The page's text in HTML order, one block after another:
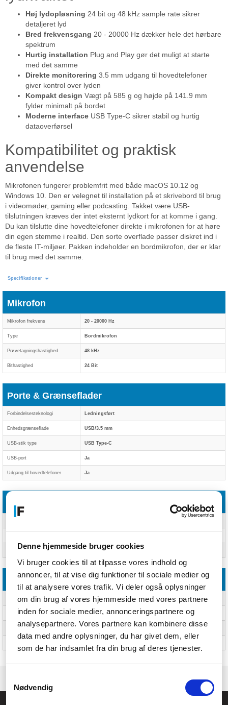
Denne hjemmeside bruger cookies
Vi bruger cookies til at tilpasse vores indhold og
annoncer, til at vise dig funktioner til sociale medier og
til at analysere vores trafik. Vi deler også oplysninger
om din brug af vores hjemmeside med vores partnere
inden for sociale medier, annonceringspartnere og
analysepartnere. Vores partnere kan kombinere disse
data med andre oplysninger, du har givet dem, eller
som de har indsamlet fra din brug af deres tjenester.
Nødvendig
Høj lydopløsning 24 bit og 48 kHz sample rate sikrer
detaljeret lyd
Bred frekvensgang 20 - 20000 Hz dækker hele det hørbare
spektrum
Hurtig installation Plug and Play gør det muligt at starte
med det samme
Direkte monitorering 3.5 mm udgang til hovedtelefoner
giver kontrol over lyden
Kompakt design Vægt på 585 g og højde på 141.9 mm
fylder minimalt på bordet
Moderne interface USB Type-C sikrer stabil og hurtig
dataoverførsel
Kompatibilitet og praktisk
anvendelse
Mikrofonen fungerer problemfrit med både macOS 10.12 og
Windows 10. Den er velegnet til installation på et skrivebord til brug
i videomøder, gaming eller podcasting. Takket være USB-
tilslutningen kræves der intet eksternt lydkort for at komme i gang.
Du kan tilslutte dine hovedtelefoner direkte i mikrofonen for at høre
din egen stemme i realtid. Den sorte overflade passer diskret ind i
de fleste IT-miljøer. Pakken indeholder en bordmikrofon, der er klar
til brug med det samme.
Specifikationer
Mikrofon
Mikrofon frekvens 20 - 20000 Hz
Type Bordmikrofon
Prøvetagningshastighed 48 kHz
Bithastighed 24 Bit
Porte & Grænseflader
Forbindelsesteknologi Ledningsført
Enhedsgrænseflade USB/3.5 mm
USB-stik type USB Type-C
USB-port Ja
Udgang til hovedtelefoner Ja
Præstation
Kompatible operativsystemer macOS 10.12, Windows 10
Vægt & størrelser
Bredde 89,3 mm
Dybde 89,3 mm
Højde 141,9 mm